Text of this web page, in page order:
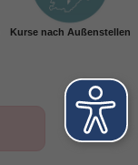
Kurse nach Außenstellen